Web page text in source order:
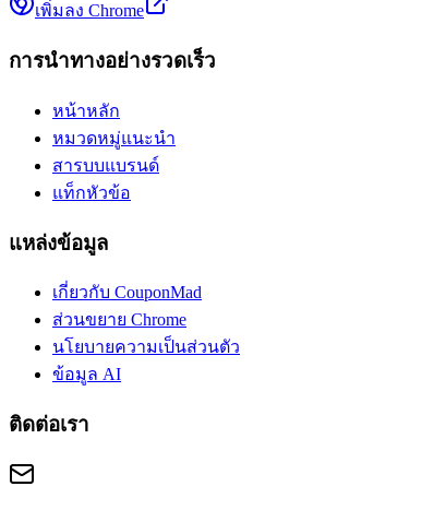
เพิ่มลง Chrome
การนำทางอย่างรวดเร็ว
หน้าหลัก
หมวดหมู่แนะนำ
สารบบแบรนด์
แท็กหัวข้อ
แหล่งข้อมูล
เกี่ยวกับ CouponMad
ส่วนขยาย Chrome
นโยบายความเป็นส่วนตัว
ข้อมูล AI
ติดต่อเรา